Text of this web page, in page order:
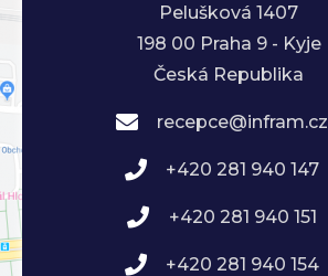
Pelušková 1407
198 00 Praha 9 - Kyje
Česká Republika
recepce@infram.cz
+420 281 940 147
+420 281 940 151
+420 281 940 154